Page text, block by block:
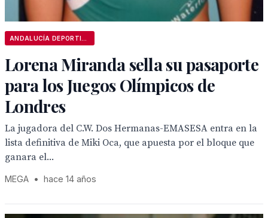
Lorena Miranda sella su pasaporte
para los Juegos Olímpicos de
Londres
La jugadora del C.W. Dos Hermanas-EMASESA entra en la
lista definitiva de Miki Oca, que apuesta por el bloque que
ganara el...
MEGA • hace 14 años